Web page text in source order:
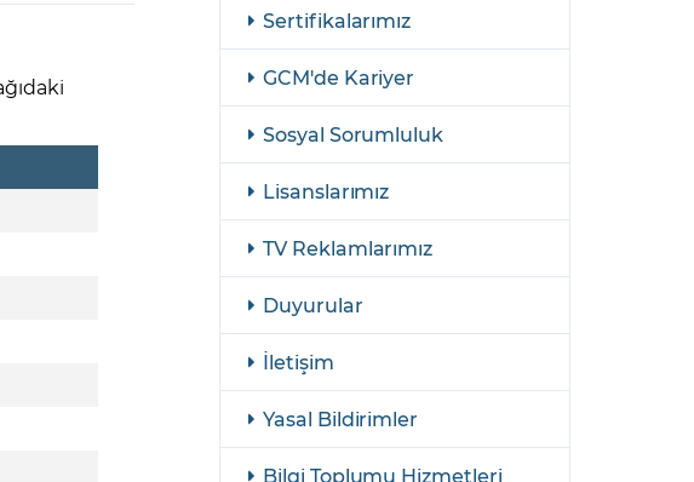
Tarih ve Koşulları
Videoları GCM Borsa Trader Eğitim Videoları
Sertifikalarımız
GCM'de Kariyer
Sosyal Sorumluluk
Lisanslarımız
TV Reklamlarımız
Duyurular
İletişim
Yasal Bildirimler
Bilgi Toplumu Hizmetleri